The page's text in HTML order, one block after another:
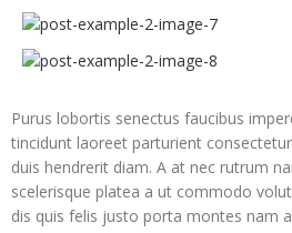
Purus lobortis senectus faucibus
tincidunt laoreet parturient
duis hendrerit diam. A at nec rutrum
scelerisque platea a ut commodo
dis quis felis justo porta montes nam